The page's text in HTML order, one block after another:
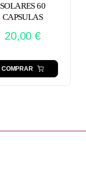
SOLARES 60
CAPSULAS
20,00 €
COMPRAR